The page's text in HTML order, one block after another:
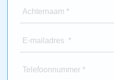
Achternaam *
E-mailadres *
Telefoonnummer *